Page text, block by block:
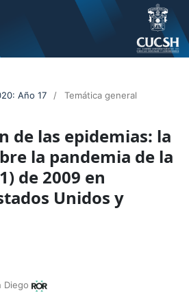
Año 17 / Temática general
de las epidemias: la
la pandemia de la
de 2009 en
Unidos y
Diego